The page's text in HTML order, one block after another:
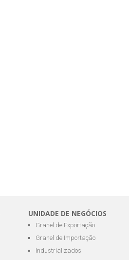
UNIDADE DE NEGÓCIOS
Granel de Exportação
Granel de Importação
Industrializados